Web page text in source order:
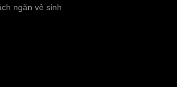
ngăn vệ sinh